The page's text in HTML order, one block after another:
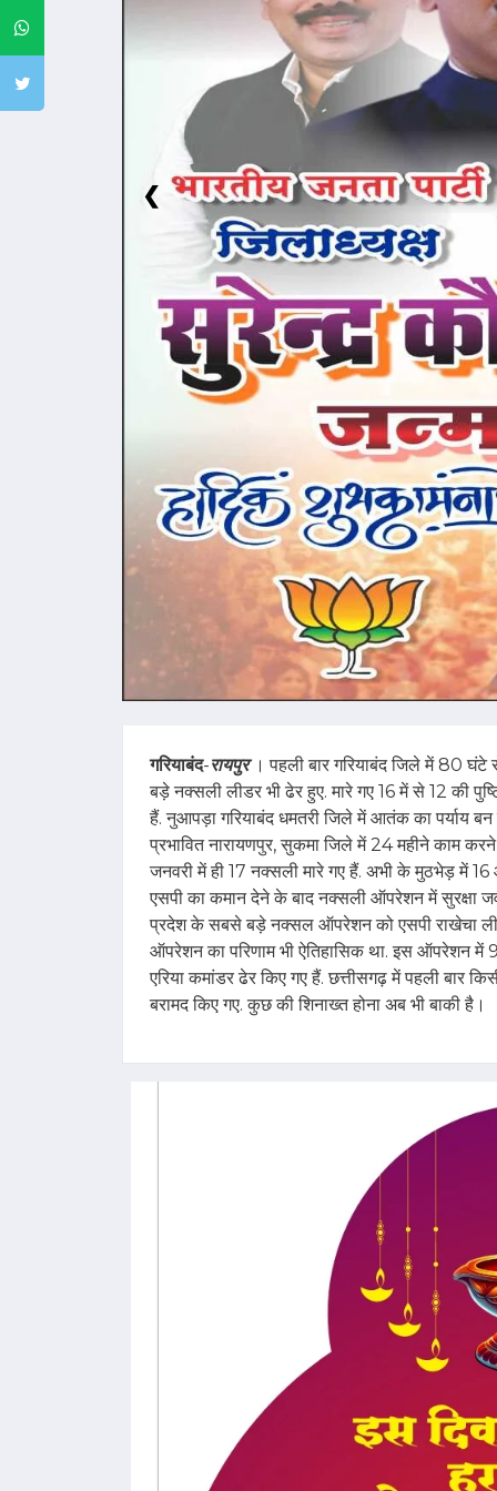
❮
गरियाबंद-रायपुर। पहली बार गरियाबंद जिले में 80
बड़े नक्सली लीडर भी ढेर हुए. मारे गए 16 में से 12 की
हैं. नुआपड़ा गरियाबंद धमतरी जिले में आतंक का पर्याय
प्रभावित नारायणपुर, सुकमा जिले में 24 महीने काम
जनवरी में ही 17 नक्सली मारे गए हैं. अभी के मुठभेड़ में
एसपी का कमान देने के बाद नक्सली ऑपरेशन में सुरक्षा
प्रदेश के सबसे बड़े नक्सल ऑपरेशन को एसपी राखेचा
ऑपरेशन का परिणाम भी ऐतिहासिक था. इस ऑपरेशन
एरिया कमांडर ढेर किए गए हैं. छत्तीसगढ़ में पहली बार
बरामद किए गए. कुछ की शिनाख्त होना अब भी बाकी है।
Whatsapp
Twitter